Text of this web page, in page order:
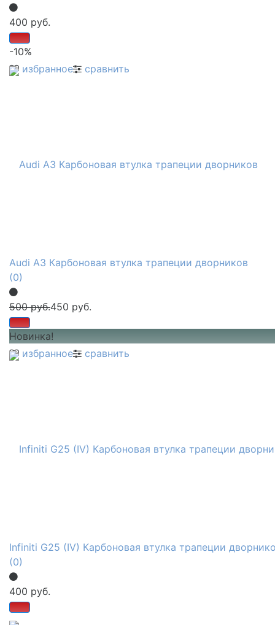
избранное сравнить
400 руб.
-10%
избранное сравнить
Audi A3 Карбоновая втулка трапеции дворников
(0)
500 руб.450 руб.
Новинка!
Infiniti G25 (IV) Карбоновая втулка трапеции
(0)
400 руб.